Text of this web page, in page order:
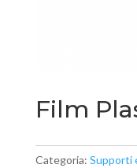
Film
Categoria: Supporti